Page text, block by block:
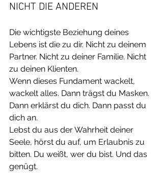
NICHT DIE ANDEREN
Die wichtigste Beziehung deines
Lebens ist die zu dir. Nicht zu deinem
Partner. Nicht zu deiner Familie. Nicht
zu deinen Klienten.
Wenn dieses Fundament wackelt,
wackelt alles. Dann trägst du Masken.
Dann erklärst du dich. Dann passt du
dich an.
Lebst du aus der Wahrheit deiner
Seele, hörst du auf, um Erlaubnis zu
bitten. Du weißt, wer du bist. Und das
genügt.